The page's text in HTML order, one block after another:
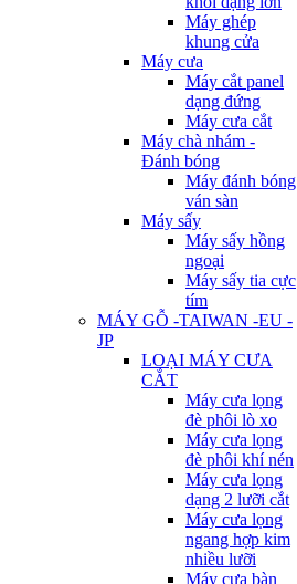
Máy ghép
khung cửa
Máy cưa
Máy cắt panel
dạng đứng
Máy cưa cắt
Máy chà nhám -
Đánh bóng
Máy đánh bóng
ván sàn
Máy sấy
Máy sấy hồng
ngoại
Máy sấy tia cực
tím
MÁY GỖ -TAIWAN -EU -
JP
LOẠI MÁY CƯA
CẮT
Máy cưa lọng
đè phôi lò xo
Máy cưa lọng
đè phôi khí nén
Máy cưa lọng
dạng 2 lưỡi cắt
Máy cưa lọng
ngang hợp kim
nhiều lưỡi
Máy cưa bàn